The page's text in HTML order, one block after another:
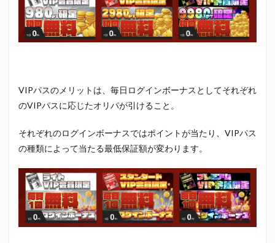
VIPパスのメリットは、毎日ログインボーナスとしてそれぞれ
のVIPパスに応じたオリパが引けること。
それぞれのログインボーナスではポイントが当たり、VIPパス
の種類によって当たる最低保証額が変わります。